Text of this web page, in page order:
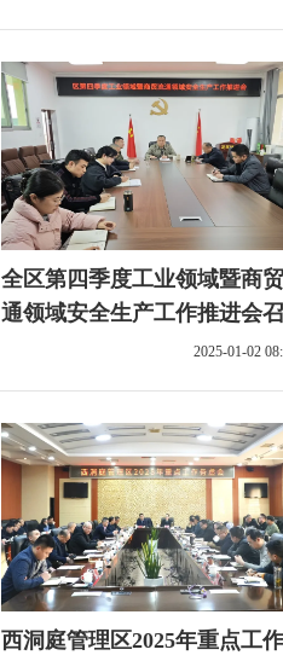
全区第四季度工业领域暨商
通领域安全生产工作推进会
2025-01-02
西洞庭管理区2025年重点工